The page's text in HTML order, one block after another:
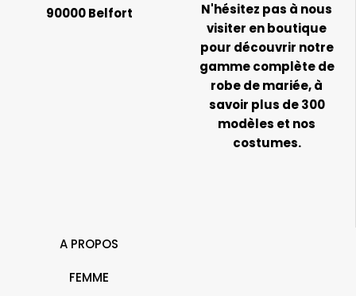
90000 Belfort
N'hésitez pas à nous
visiter en boutique
pour découvrir notre
gamme complète de
robe de mariée, à
savoir plus de 300
modèles et nos
costumes.
A PROPOS
FEMME